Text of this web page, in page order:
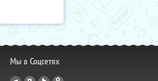
Мы в Соцсетях